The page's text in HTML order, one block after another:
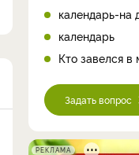
календарь-на
календарь
Кто завелся в
Задать вопрос
РЕКЛАМА